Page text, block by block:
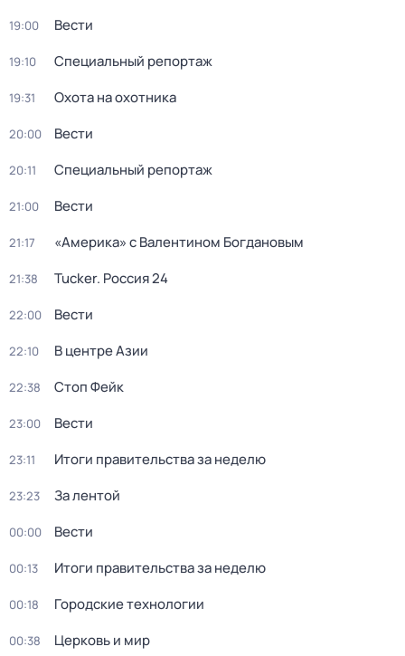
19:00 Вести
19:10 Специальный репортаж
19:31 Охота на охотника
20:00 Вести
20:11 Специальный репортаж
21:00 Вести
21:17 «Америка» с Валентином Богдановым
21:38 Tucker. Россия 24
22:00 Вести
22:10 В центре Азии
22:38 Стоп Фейк
23:00 Вести
23:11 Итоги правительства за неделю
23:23 За лентой
00:00 Вести
00:13 Итоги правительства за неделю
00:18 Городские технологии
00:38 Церковь и мир